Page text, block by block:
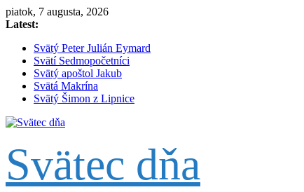
Skip
to
piatok, 7 augusta, 2026
Latest:
Svätý Peter Julián Eymard
Svätí Sedmopočetníci
Svätý apoštol Jakub
Svätá Makrína
Svätý Šimon z Lipnice
Svätec dňa